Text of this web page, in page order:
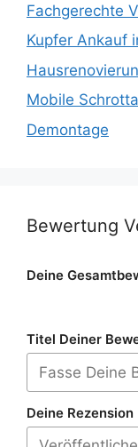
Fachgerechte
Kupfer Ankauf
Mobile
Demontage
Bewertung
Deine
Titel Deiner
Deine Rezension